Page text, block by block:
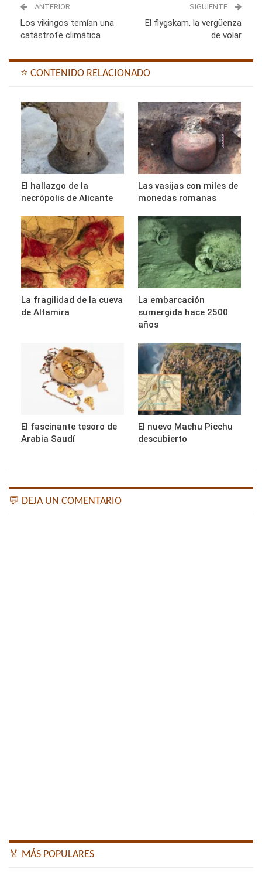
ANTERIOR
Los vikingos temían una
catástrofe climática
SIGUIENTE
El flygskam, la vergüenza
de volar
⭐ CONTENIDO RELACIONADO
El hallazgo de la
necrópolis de Alicante
Las vasijas con miles de
monedas romanas
La fragilidad de la cueva
de Altamira
La embarcación
sumergida hace 2500
años
El fascinante tesoro de
Arabia Saudí
El nuevo Machu Picchu
descubierto
💬 DEJA UN COMENTARIO
🏅 MÁS POPULARES